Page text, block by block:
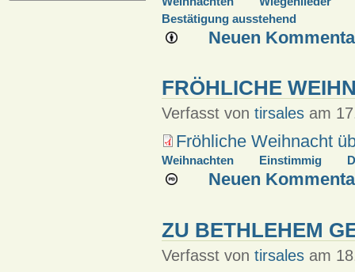
Bestätigung ausstehend
Neuen
FRÖHLICHE
Verfasst von tirsalesam
Fröhliche Weihnacht
Weihnachten Einstimmig
Neuen
ZU BETHLEHEM
Verfasst von tirsalesam